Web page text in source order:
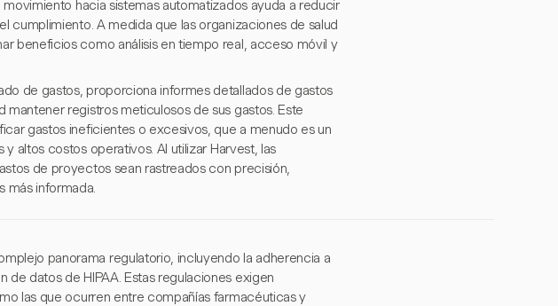
hacia sistemas automatizados ayuda a reducir
cumplimiento. A medida que las organizaciones de salud
beneficios como análisis en tiempo real, acceso móvil y
de gastos, proporciona informes detallados de gastos
registros meticulosos de sus gastos. Este
gastos ineficientes o excesivos, que a menudo es un
altos costos operativos. Al utilizar Harvest, las
de proyectos sean rastreados con precisión,
más informada.
panorama regulatorio, incluyendo la adherencia a
datos de HIPAA. Estas regulaciones exigen
las que ocurren entre compañías farmacéuticas y